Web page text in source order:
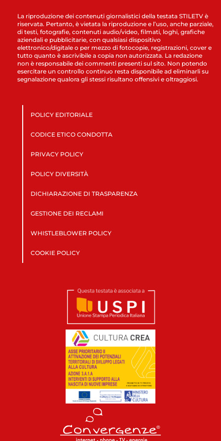
La riproduzione dei contenuti giornalistici della testata STILETV è
riservata. Pertanto, è vietata la riproduzione e l’uso, anche parziale,
di testi, fotografie, contenuti audio/video, filmati, loghi, grafiche
aziendali e pubblicitarie, con qualsiasi dispositivo
elettronico/digitale o per mezzo di fotocopie, registrazioni, cover e
tutto quanto è ascrivibile a copia non autorizzata. La redazione
non è responsabile dei commenti presenti sul sito. Non potendo
esercitare un controllo continuo resta disponibile ad eliminarli su
segnalazione qualora gli stessi risultano offensivi e oltraggiosi.
POLICY EDITORIALE
CODICE ETICO CONDOTTA
PRIVACY POLICY
POLICY DIVERSITÀ
DICHIARAZIONE DI TRASPARENZA
GESTIONE DEI RECLAMI
WHISTLEBLOWER POLICY
COOKIE POLICY